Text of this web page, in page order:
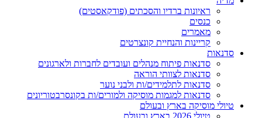
ראיונות ברדיו והסכתים (פודקאסטים)
כנסים
מאמרים
קריינות והנחיית קונצרטים
סדנאות
סדנאות פיתוח מנהלים ועובדים לחברות ולארגונים
סדנאות לצוותי הוראה
סדנאות לתלמידים/ות ולבני נוער
סדנאות למגמות מוסיקה ולמורים/ות בקונסרבטוריונים
טיולי מוסיקה בארץ ובעולם
טיולי 2026 בארץ ובעולם